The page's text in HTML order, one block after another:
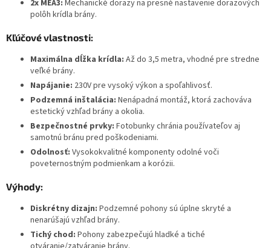
2x MEA3: Mechanické dorazy na presné nastavenie dorazových
polôh krídla brány.
Kľúčové vlastnosti:
Maximálna dĺžka krídla: Až do 3,5 metra, vhodné pre stredne
veľké brány.
Napájanie: 230V pre vysoký výkon a spoľahlivosť.
Podzemná inštalácia: Nenápadná montáž, ktorá zachováva
estetický vzhľad brány a okolia.
Bezpečnostné prvky: Fotobunky chránia používateľov aj
samotnú bránu pred poškodeniami.
Odolnosť: Vysokokvalitné komponenty odolné voči
poveternostným podmienkam a korózii.
Výhody:
Diskrétny dizajn: Podzemné pohony sú úplne skryté a
nenarúšajú vzhľad brány.
Tichý chod: Pohony zabezpečujú hladké a tiché